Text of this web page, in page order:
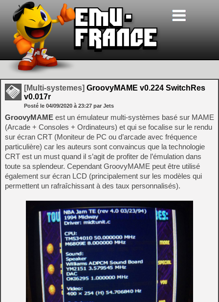
[Multi-systemes] GroovyMAME v0.224 SwitchRes
v0.017r
Posté le 04/09/2020 à 23:27 par Jets
GroovyMAME est un émulateur multi-systèmes basé sur MAME
(Arcade + Consoles + Ordinateurs) et qui se focalise sur le rendu
sur écran CRT (Moniteur de PC ou d’arcade avec fréquence
particulière) car les auteurs sont convaincus que la technologie
CRT est un must quand il s’agit de profiter de l’émulation dans
toute sa splendeur. Cependant GroovyMAME peut être utilisé
également sur écran LCD (principalement sur les modèles qui
permettent un rafraîchissant à des taux personnalisés).